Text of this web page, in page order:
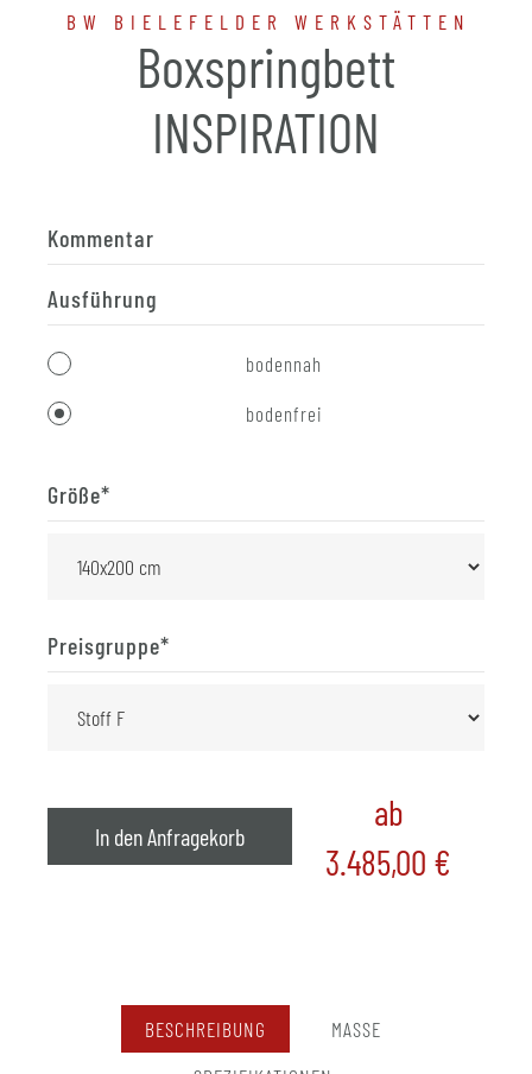
BW BIELEFELDER WERKSTÄTTEN
Boxspringbett
INSPIRATION
Kommentar
Ausführung
bodennah
bodenfrei
Größe*
Preisgruppe*
In den Anfragekorb
ab
3.485,00 €
BESCHREIBUNG
MASSE